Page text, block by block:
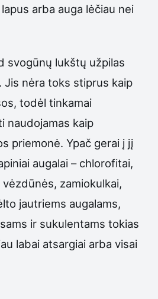
arba auga lėčiau nei
svogūnų lukštų užpilas
Jis nėra toks stiprus kaip
todėl tinkamai
naudojamas kaip
priemonė. Ypač gerai į jį
augalai – chlorofitai,
zamiokulkai,
jautriems augalams,
ir sukulentams tokias
labai atsargiai arba visai